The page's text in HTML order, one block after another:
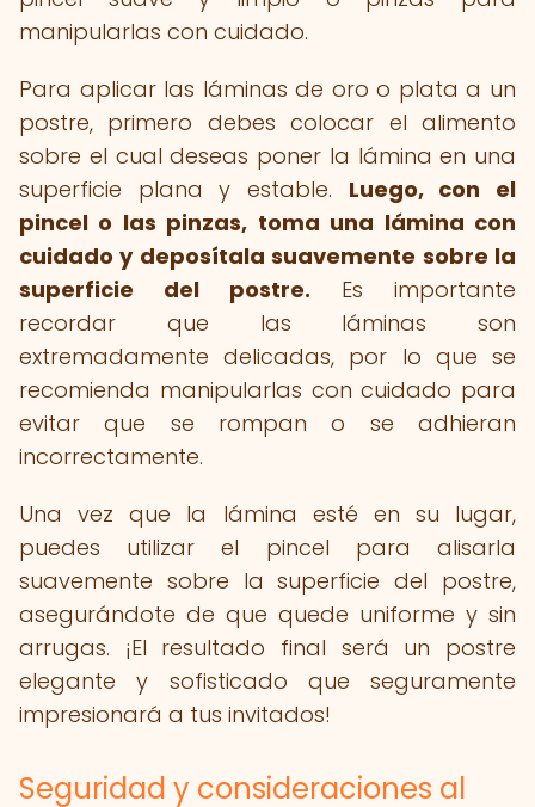
manipularlas con cuidado.
Para aplicar las láminas de oro o plata a un
postre, primero debes colocar el alimento
sobre el cual deseas poner la lámina en una
superficie plana y estable. Luego, con el
pincel o las pinzas, toma una lámina con
cuidado y deposítala suavemente sobre la
superficie del postre. Es importante
recordar que las láminas son
extremadamente delicadas, por lo que se
recomienda manipularlas con cuidado para
evitar que se rompan o se adhieran
incorrectamente.
Una vez que la lámina esté en su lugar,
puedes utilizar el pincel para alisarla
suavemente sobre la superficie del postre,
asegurándote de que quede uniforme y sin
arrugas. ¡El resultado final será un postre
elegante y sofisticado que seguramente
impresionará a tus invitados!
Seguridad y consideraciones al